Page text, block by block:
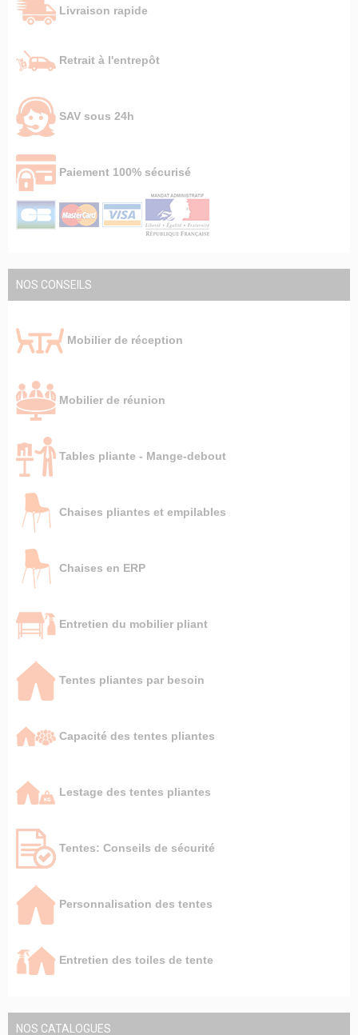
Livraison rapide
Retrait à l'entrepôt
SAV sous 24h
Paiement 100% sécurisé
NOS CONSEILS
Mobilier de réception
Mobilier de réunion
Tables pliante - Mange-debout
Chaises pliantes et empilables
Chaises en ERP
Entretien du mobilier pliant
Tentes pliantes par besoin
Capacité des tentes pliantes
Lestage des tentes pliantes
Tentes: Conseils de sécurité
Personnalisation des tentes
Entretien des toiles de tente
NOS CATALOGUES